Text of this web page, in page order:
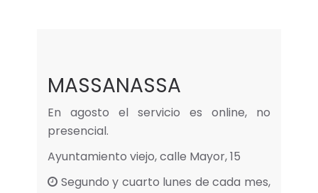
MASSANASSA
En agosto el servicio es online, no
presencial.
Ayuntamiento viejo, calle Mayor, 15
Segundo y cuarto lunes de cada mes,